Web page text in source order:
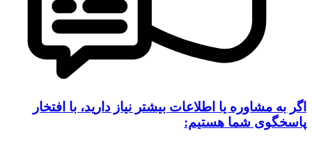
اگر به مشاوره یا اطلاعات بیشتر نیاز دارید، با افتخار
پاسخگوی شما هستیم: